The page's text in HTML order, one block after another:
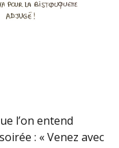
l’on entend
: « Venez avec